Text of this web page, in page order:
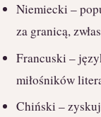
Niemiecki –
za granicą,
Francuski –
miłośników
Chiński –